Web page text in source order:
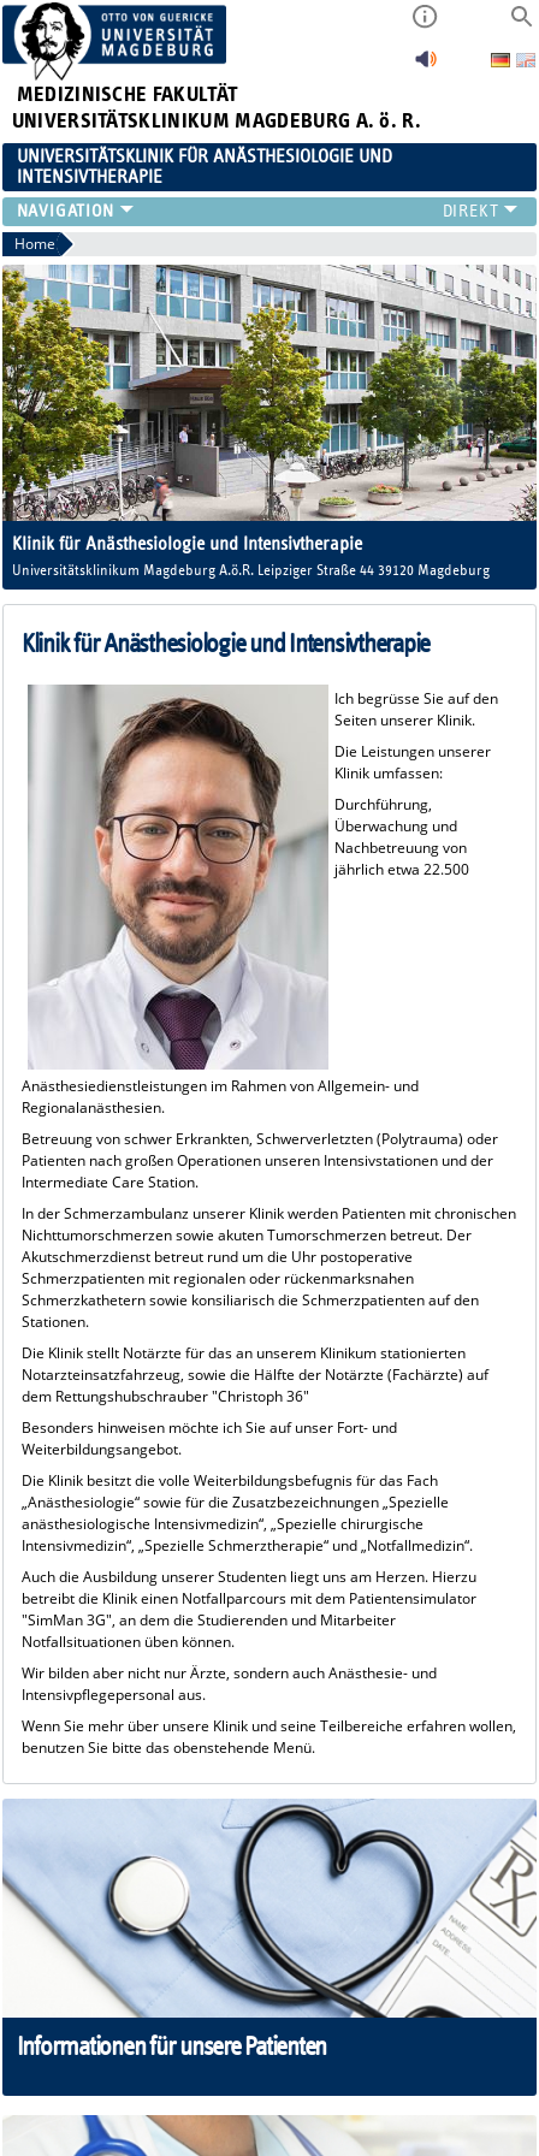
MEDIZINISCHE FAKULTÄT
UNIVERSITÄTSKLINIKUM MAGDEBURG A. ö. R.
UNIVERSITÄTSKLINIK FÜR ANÄSTHESIOLOGIE UND
INTENSIVTHERAPIE
BEREICHE AINSP
PATIENTENINFORMATIONEN
MITARBEITER
FORSCHUNG & LEHRE
WEITERBILDUNG
KARRIERE
Home
Klinik für Anästhesiologie und Intensivtherapie
Prof. Dr. med. R. Werdehausen
Universitätsklinikum Magdeburg A.ö.R. Leipziger Straße 44 39120 Magdeburg
Tel.: 0391/67-13500
Fax: 0391/67-13501
Klinik für Anästhesiologie und Intensivtherapie
Ich begrüsse Sie auf den
Seiten unserer Klinik.
Die Leistungen unserer
Klinik umfassen:
Durchführung,
Überwachung und
Nachbetreuung von
jährlich etwa 22.500
Anästhesiedienstleistungen im Rahmen von Allgemein- und
Regionalanästhesien.
Betreuung von schwer Erkrankten, Schwerverletzten (Polytrauma) oder
Patienten nach großen Operationen unseren Intensivstationen und der
Intermediate Care Station.
In der Schmerzambulanz unserer Klinik werden Patienten mit chronischen
Nichttumorschmerzen sowie akuten Tumorschmerzen betreut. Der
Akutschmerzdienst betreut rund um die Uhr postoperative
Schmerzpatienten mit regionalen oder rückenmarksnahen
Schmerzkathetern sowie konsiliarisch die Schmerzpatienten auf den
Stationen.
Die Klinik stellt Notärzte für das an unserem Klinikum stationierten
Notarzteinsatzfahrzeug, sowie die Hälfte der Notärzte (Fachärzte) auf
dem Rettungshubschrauber "Christoph 36"
Besonders hinweisen möchte ich Sie auf unser Fort- und
Weiterbildungsangebot.
Die Klinik besitzt die volle Weiterbildungsbefugnis für das Fach
„Anästhesiologie“ sowie für die Zusatzbezeichnungen „Spezielle
anästhesiologische Intensivmedizin“, „Spezielle chirurgische
Intensivmedizin“, „Spezielle Schmerztherapie“ und „Notfallmedizin“.
Auch die Ausbildung unserer Studenten liegt uns am Herzen. Hierzu
betreibt die Klinik einen Notfallparcours mit dem Patientensimulator
"SimMan 3G", an dem die Studierenden und Mitarbeiter
Notfallsituationen üben können.
Wir bilden aber nicht nur Ärzte, sondern auch Anästhesie- und
Intensivpflegepersonal aus.
Wenn Sie mehr über unsere Klinik und seine Teilbereiche erfahren wollen,
benutzen Sie bitte das obenstehende Menü.
Informationen für unsere Patienten